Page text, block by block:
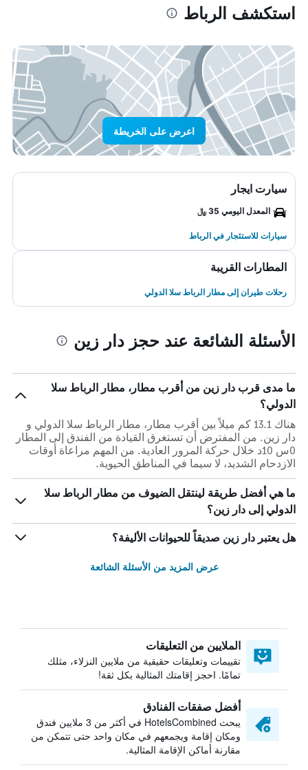
استكشف الرباط
اعرض على الخريطة
سيارت ايجار
المعدل اليومي 35 ﷼
سيارات للاستئجار في الرباط
المطارات القريبة
رحلات طيران إلى مطار الرباط سلا الدولي
الأسئلة الشائعة عند حجز دار زين
ما مدى قرب دار زين من أقرب مطار، مطار الرباط سلا
الدولي؟
هناك 13.1 كم ميلاً بين أقرب مطار، مطار الرباط سلا الدولي و
دار زين. من المفترض أن تستغرق القيادة من الفندق إلى المطار
0س 10د خلال حركة المرور العادية. من المهم مراعاة أوقات
الازدحام الشديد، لا سيما في المناطق الحيوية.
ما هي أفضل طريقة لينتقل الضيوف من مطار الرباط سلا
الدولي إلى دار زين؟
هل يعتبر دار زين صديقاً للحيوانات الأليفة؟
عرض المزيد من الأسئلة الشائعة
الملايين من التعليقات
تقييمات وتعليقات حقيقية من ملايين النزلاء، مثلك
تمامًا. احجز إقامتك المثالية بكل ثقة!
أفضل صفقات الفنادق
يبحث HotelsCombined في أكثر من 3 ملايين فندق
ومكان إقامة ويجمعهم في مكان واحد حتى تتمكن من
مقارنة أماكن الإقامة المثالية.